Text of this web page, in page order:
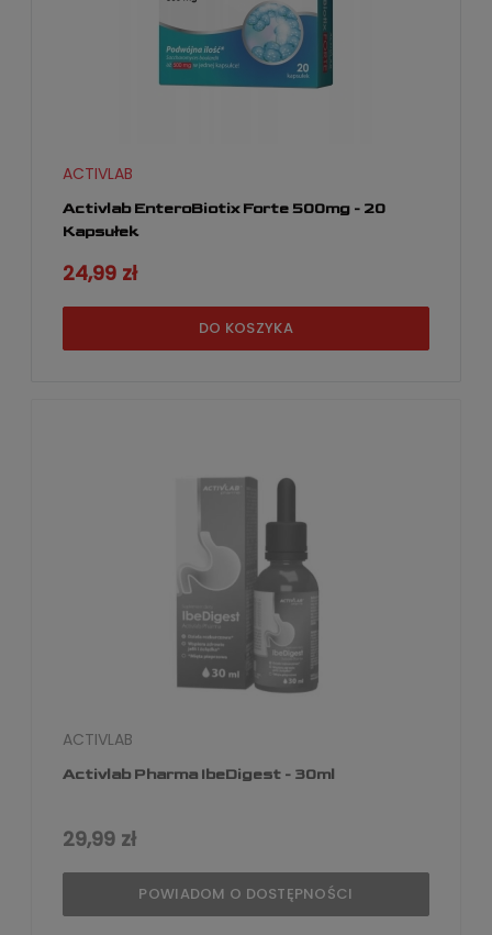
Activlab EnteroBiotix Forte 500mg - 20
Kapsułek
ACTIVLAB
24,99 zł
DO KOSZYKA
Activlab Pharma IbeDigest - 30ml
ACTIVLAB
29,99 zł
POWIADOM O DOSTĘPNOŚCI